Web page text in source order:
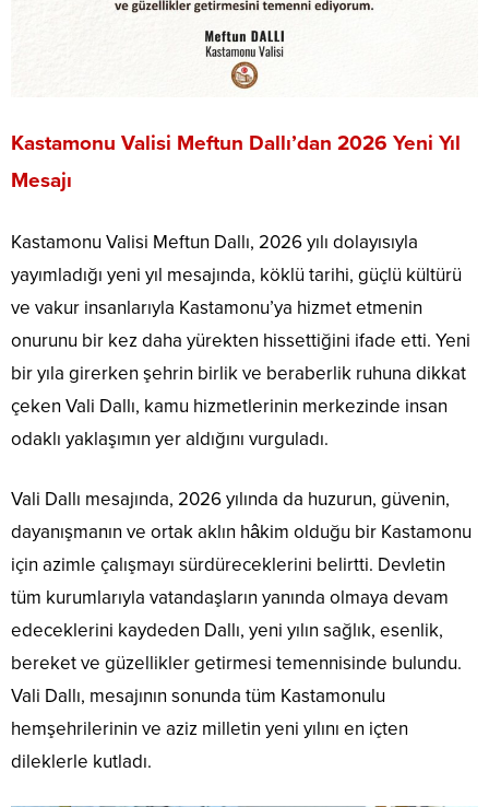
Kastamonu Valisi Meftun Dallı’dan 2026 Yeni Yıl
Mesajı
Kastamonu Valisi Meftun Dallı, 2026 yılı dolayısıyla
yayımladığı yeni yıl mesajında, köklü tarihi, güçlü kültürü
ve vakur insanlarıyla Kastamonu’ya hizmet etmenin
onurunu bir kez daha yürekten hissettiğini ifade etti. Yeni
bir yıla girerken şehrin birlik ve beraberlik ruhuna dikkat
çeken Vali Dallı, kamu hizmetlerinin merkezinde insan
odaklı yaklaşımın yer aldığını vurguladı.
Vali Dallı mesajında, 2026 yılında da huzurun, güvenin,
dayanışmanın ve ortak aklın hâkim olduğu bir Kastamonu
için azimle çalışmayı sürdüreceklerini belirtti. Devletin
tüm kurumlarıyla vatandaşların yanında olmaya devam
edeceklerini kaydeden Dallı, yeni yılın sağlık, esenlik,
bereket ve güzellikler getirmesi temennisinde bulundu.
Vali Dallı, mesajının sonunda tüm Kastamonulu
hemşehrilerinin ve aziz milletin yeni yılını en içten
dileklerle kutladı.